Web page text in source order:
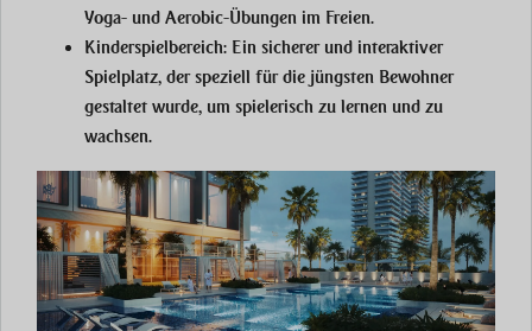
Yoga- und Aerobic-Übungen im Freien.
Kinderspielbereich: Ein sicherer und interaktiver
Spielplatz, der speziell für die jüngsten Bewohner
gestaltet wurde, um spielerisch zu lernen und zu
wachsen.